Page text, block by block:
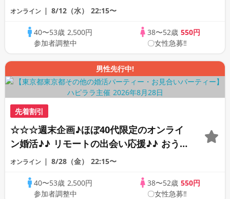
ちで乾杯しませんか♪♪ ☆全国の方が対象
PARTY!!
オンライン 8/12（水） 22:15〜
40〜53歳 2,500円
参加者調整中
38〜52歳 550円
〇女性急募‼
男性先行中!
先着割引
☆☆☆週末企画♪ほぼ40代限定のオンライ
ン婚活♪♪ リモートの出会い応援♪♪ おう
ちで乾杯しませんか♪♪ ☆全国の方が対象
PARTY!!
オンライン 8/28（金） 22:15〜
40〜53歳 2,500円
参加者調整中
38〜52歳 550円
〇女性急募‼